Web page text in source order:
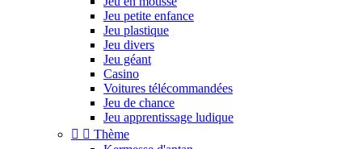
Jeu petite enfance
Jeu plastique
Jeu divers
Jeu géant
Casino
Voitures télécommandées
Jeu de chance
Jeu apprentissage ludique
  Thème